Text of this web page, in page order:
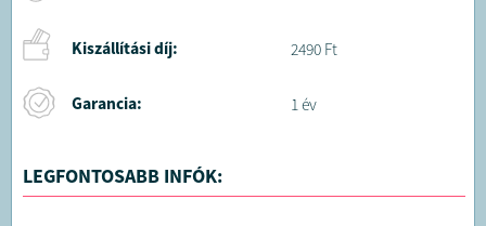
Kiszállítási díj: 2490 Ft
Garancia: 1 év
LEGFONTOSABB INFÓK: